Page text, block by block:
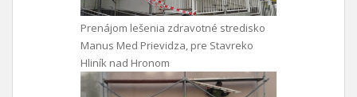
Prenájom lešenia zdravotné stredisko
Manus Med Prievidza, pre Stavreko
Hliník nad Hronom